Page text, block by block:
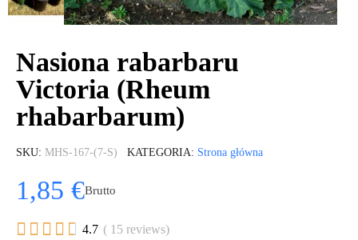
Nasiona rabarbaru
Victoria (Rheum
rhabarbarum)
SKU MHS-167-(7-S) KATEGORIA Strona główna
1,85 €Brutto
     4.7 ( 15 reviews)